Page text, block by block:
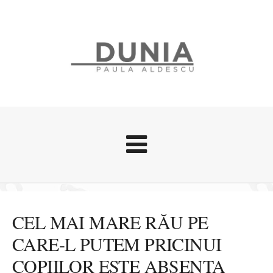
Stari afective
Zice Dunia
Călătorii
Cursuri povestite
CEL MAI MARE RĂU PE
CARE-L PUTEM PRICINUI
COPIILOR ESTE ABSENȚA